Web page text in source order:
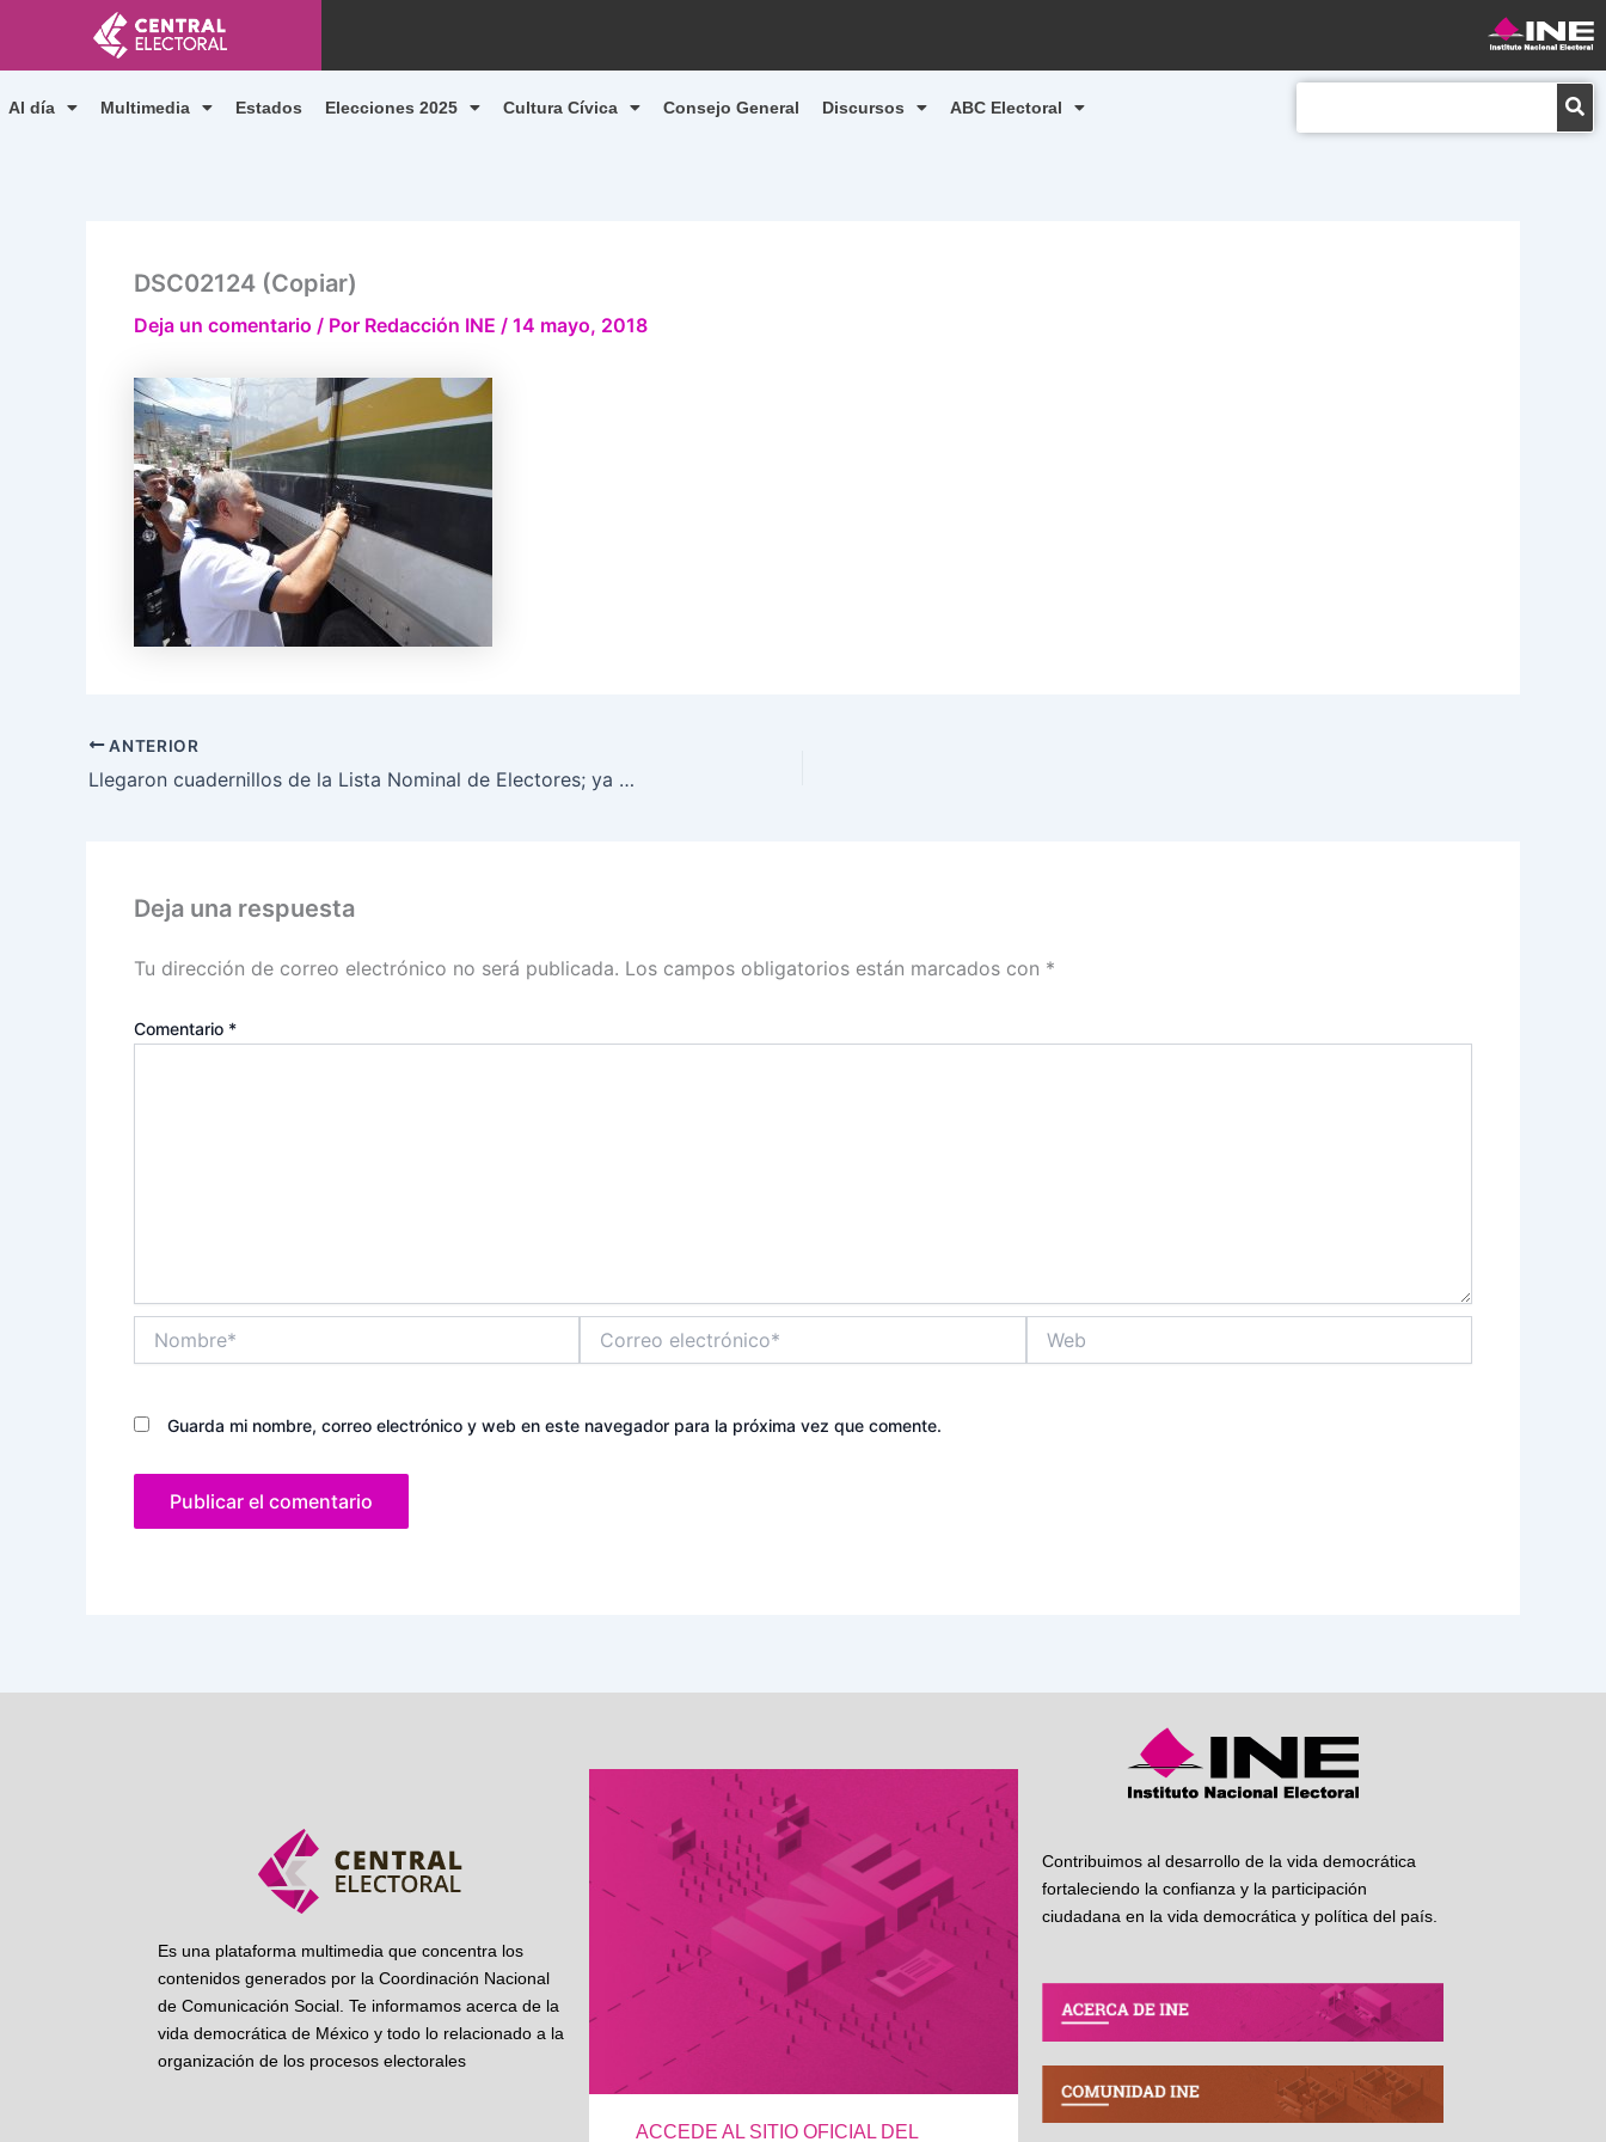
contenido
Al día Multimedia Estados Elecciones 2025 Cultura Cívica Consejo General Discursos ABC Electoral
DSC02124 (Copiar)
Deja un comentario / Por Redacción INE / 14 mayo, 2018
ANTERIOR
Llegaron cuadernillos de la Lista Nominal de Electores; ya fueron entregados a los distritos: INE Guerrero
Deja una respuesta
Tu dirección de correo electrónico no será publicada. Los campos obligatorios están marcados con *
Comentario *
electrónico*
Guarda mi nombre, correo electrónico y web en este navegador para la próxima vez que comente.
Es una plataforma multimedia que concentra los
contenidos generados por la Coordinación Nacional
de Comunicación Social. Te informamos acerca de la
vida democrática de México y todo lo relacionado a la
organización de los procesos electorales
ACCEDE AL SITIO OFICIAL DEL
Contribuimos al desarrollo de la vida democrática
fortaleciendo la confianza y la participación
ciudadana en la vida democrática y política del país.